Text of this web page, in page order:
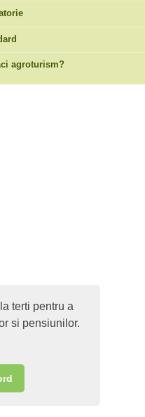
terti pentru a
si pensiunilor.
agroturism?